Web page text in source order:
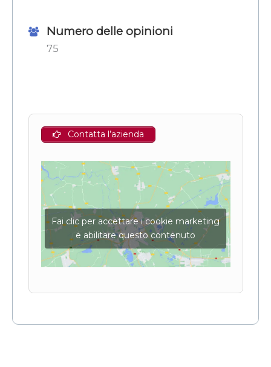
Numero delle opinioni
75
Contatta l’azienda
Fai clic per accettare i cookie marketing
e abilitare questo contenuto